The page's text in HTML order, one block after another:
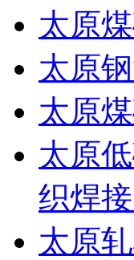
太原
太原
太原
太原
织焊
太原